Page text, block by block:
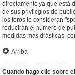
directamente ya que está
de sus privilegios de
los foros lo consideran
reducirán el número de
medidas mas drásticas,
Arriba
Cuando hago clic sobre